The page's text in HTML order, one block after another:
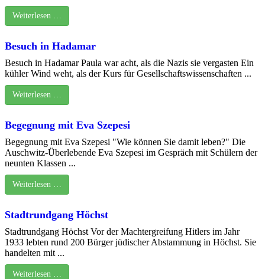
Weiterlesen …
Besuch in Hadamar
Besuch in Hadamar Paula war acht, als die Nazis sie vergasten Ein
kühler Wind weht, als der Kurs für Gesellschaftswissenschaften ...
Weiterlesen …
Begegnung mit Eva Szepesi
Begegnung mit Eva Szepesi "Wie können Sie damit leben?" Die
Auschwitz-Überlebende Eva Szepesi im Gespräch mit Schülern der
neunten Klassen ...
Weiterlesen …
Stadtrundgang Höchst
Stadtrundgang Höchst Vor der Machtergreifung Hitlers im Jahr
1933 lebten rund 200 Bürger jüdischer Abstammung in Höchst. Sie
handelten mit ...
Weiterlesen …